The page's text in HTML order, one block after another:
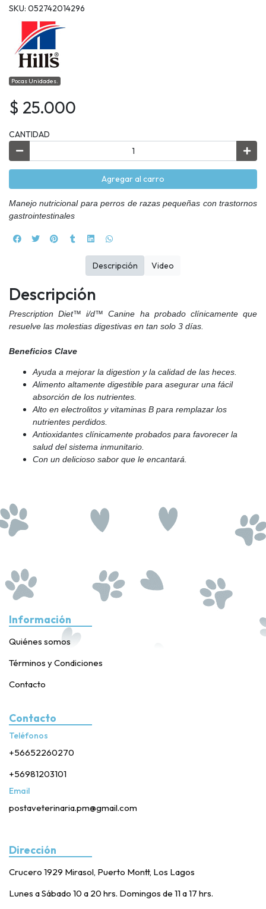
SKU: 052742014296
Pocas Unidades.
$ 25.000
CANTIDAD
Agregar al carro
Manejo nutricional para perros de razas pequeñas con trastornos
gastrointestinales
Descripción
Prescription Diet™ i/d™ Canine ha probado clínicamente que
resuelve las molestias digestivas en tan solo 3 días.
Beneficios Clave
Ayuda a mejorar la digestion y la calidad de las heces.
Alimento altamente digestible para asegurar una fácil
absorción de los nutrientes.
Alto en electrolitos y vitaminas B para remplazar los
nutrientes perdidos.
Antioxidantes clínicamente probados para favorecer la
salud del sistema inmunitario.
Con un delicioso sabor que le encantará.
Descripción Video
Información
Quiénes somos
Términos y Condiciones
Contacto
Contacto
Teléfonos
+56652260270
+56981203101
Email
postaveterinaria.pm@gmail.com
Dirección
Crucero 1929 Mirasol, Puerto Montt, Los Lagos
Lunes a Sábado 10 a 20 hrs. Domingos de 11 a 17 hrs.